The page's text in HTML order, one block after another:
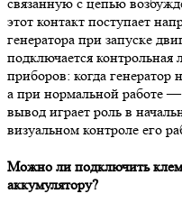
этот контакт поступает
генератора при запуске
подключается контрольная
приборов: когда генератор
а при нормальной работе —
вывод играет роль в
визуальном контроле его
Можно ли подключить
аккумулятору?